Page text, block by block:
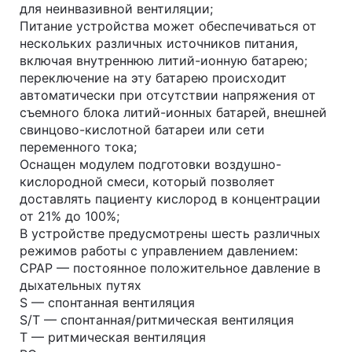
для неинвазивной вентиляции;
Питание устройства может обеспечиваться от
нескольких различных источников питания,
включая внутреннюю литий-ионную батарею;
переключение на эту батарею происходит
автоматически при отсутствии напряжения от
съемного блока литий-ионных батарей, внешней
свинцово-кислотной батареи или сети
переменного тока;
Оснащен модулем подготовки воздушно-
кислородной смеси, который позволяет
доставлять пациенту кислород в концентрации
от 21% до 100%;
В устройстве предусмотрены шесть различных
режимов работы с управлением давлением:
CPAP — постоянное положительное давление в
дыхательных путях
S — спонтанная вентиляция
S/T — спонтанная/ритмическая вентиляция
Т — ритмическая вентиляция